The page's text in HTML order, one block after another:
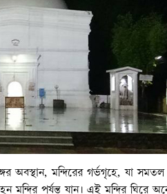
অবস্থান, মন্দিরের গর্ভগৃহে, যা
মন্দির পর্যন্ত যান। এই মন্দির